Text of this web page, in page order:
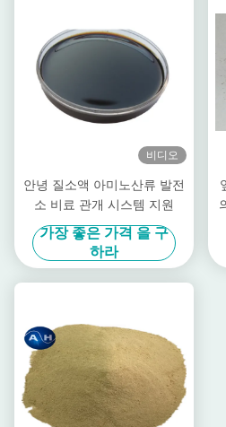
비디오
안녕 질소액 아미노산류 발전
소 비료 관개 시스템 지원
가장 좋은 가격 을 구
하라